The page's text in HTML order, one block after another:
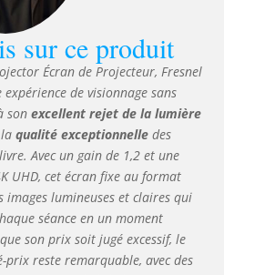
Cela garantit un
confortable sur de
périodes, idéal pour les
ou les sessions de
4K et 3D】
une résolution 4K
et des effets 3D
qui donnent vie à votre
Les capacités de l'écran
en valeur chaque détail et
offrant une expérience
pour les films et
avec un large angle de vision
Bord Ultra-Fin de 1 cm
sur ce produit
Écran de Projecteur, Fresnel
de visionnage sans
son excellent rejet de la lumière
qualité exceptionnelledes
Avec un gain de 1,2 et une
UHD, cet écran fixe au format
images lumineuses et claires qui
séance en un moment
son prix soit jugé excessif, le
reste remarquable, avec des